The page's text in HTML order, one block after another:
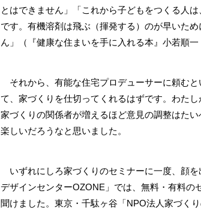
とはできません」「これから子どもをつくる人
です。有機溶剤は飛ぶ（揮発する）のが早いた
ん」（『健康な住まいを手に入れる本』小若順
それから、有能な住宅プロデューサーに頼む
て、家づくりを仕切ってくれるはずです。わた
家づくりの関係者が増えるほど意見の調整はた
楽しいだろうなと思いました。
いずれにしろ家づくりのセミナーに一度、顔
デザインセンターOZONE」では、無料・有料の
聞けました。東京・千駄ヶ谷「NPO法人家づく